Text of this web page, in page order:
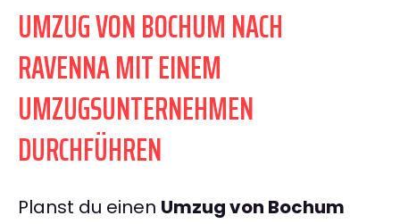
UMZUG VON BOCHUM NACH
RAVENNA MIT EINEM
UMZUGSUNTERNEHMEN
DURCHFÜHREN
Planst du einen Umzug von Bochum